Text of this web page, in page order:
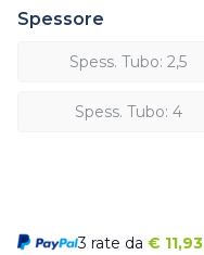
Spessore
Spess. Tubo: 2,5
Spess. Tubo: 4
3 rate da € 11,93